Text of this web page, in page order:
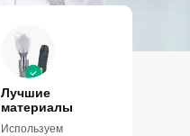
Лучшие
материалы
Используем